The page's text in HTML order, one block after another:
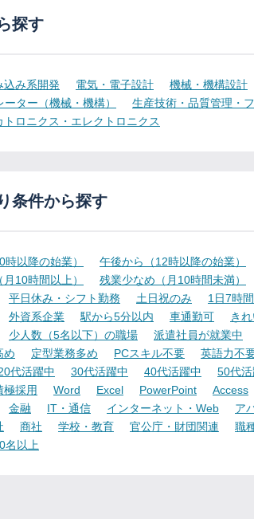
探す
込み系開発 電気・電子設計 機械・機構設計
ター（機械・機構）
生産技術・品質管理・
トロニクス・エレクトロニクス
条件から探す
以降の始業） 午後から（12時以降の始業）
10時間以上）
残業少なめ（月10時間未満）
平日休み・シフト勤務 土日祝のみ 1日7時
外資系企業 駅から5分以内 車通勤可 き
少人数（5名以下）の職場 派遣社員が就業中
め
定型業務多め PCスキル不要 英語力不
代活躍中 30代活躍中 40代活躍中 50代
極採用
Word Excel PowerPoint Access
金融 IT・通信 インターネット・Web ア
商社 学校・教育 官公庁・財団関連 職
名以上